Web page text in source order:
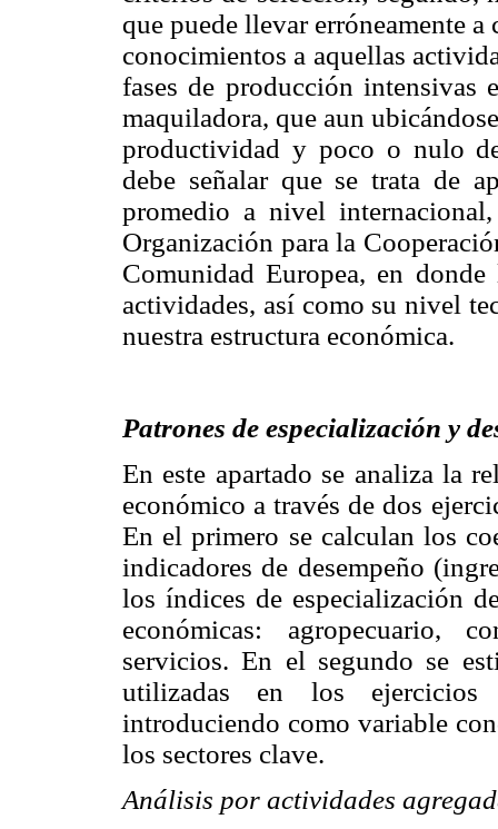
que puede llevar erróneamente
conocimientos a aquellas
fases de producción intensivas
maquiladora, que aun
productividad y poco o nulo
debe señalar que se trata de
promedio a nivel
Organización para la
Comunidad Europea, en
actividades, así como su nivel
nuestra estructura económica.
Patrones de especialización y
En este apartado se analiza la
económico a través de dos
En el primero se calculan los
indicadores de desempeño
los índices de especialización
económicas: agropecuario,
servicios. En el segundo se
utilizadas en los ejercicios
introduciendo como variable
los sectores clave.
Análisis por actividades